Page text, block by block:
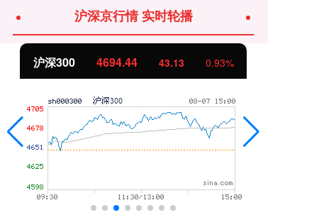
沪深京行情 实时轮播
43.13 0.93% 北证50